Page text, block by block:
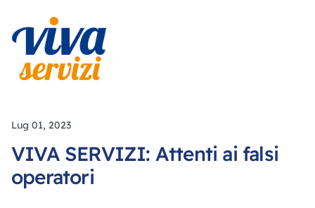
Lug 01, 2023
VIVA SERVIZI: Attenti ai falsi
operatori